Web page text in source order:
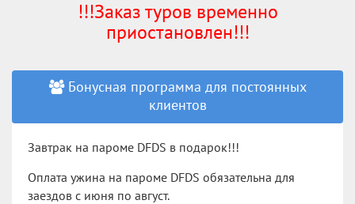
!!!Заказ туров временно
приостановлен!!!
Бонусная программа для постоянных
клиентов
Завтрак на пароме DFDS в подарок!!!
Оплата ужина на пароме DFDS обязательна для
заездов с июня по август.